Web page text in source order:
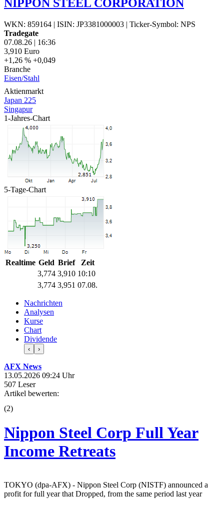
NIPPON STEEL CORPORATION
WKN: 859164 | ISIN: JP3381000003 | Ticker-Symbol: NPS
Tradegate
07.08.26 | 16:36
3,910 Euro
+1,26 % +0,049
Branche
Eisen/Stahl
Aktienmarkt
Japan 225
Singapur
1-Jahres-Chart
5-Tage-Chart
Realtime Geld Brief
Zeit
3,774 3,910 10:10
3,774 3,951 07.08.
Nachrichten
Analysen
Kurse
Chart
Dividende
‹ ›
AFX News
13.05.2026 09:24 Uhr
507 Leser
Artikel bewerten:
(2)
Nippon Steel Corp Full Year
Income Retreats
TOKYO (dpa-AFX) - Nippon Steel Corp (NISTF) announced a
profit for full year that Dropped, from the same period last year